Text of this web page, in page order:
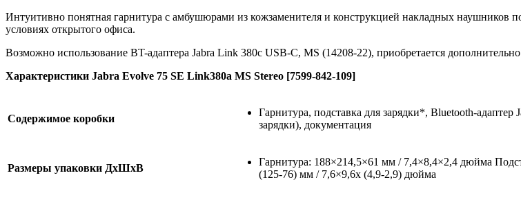
Интуитивно понятная гарнитура с амбушюрами из кожзаменителя и конструкцией накладных наушников
условиях открытого офиса.
Возможно использование BT-адаптера Jabra Link 380c USB-C, MS (14208-22), приобретается дополнительно
Характеристики Jabra Evolve 75 SE Link380a MS Stereo [7599-842-109]
Содержимое коробки
Гарнитура, подставка для зарядки*, Bluetooth-
зарядки), документация
Размеры упаковки ДхШхВ
Гарнитура: 188×214,5×61 мм / 7,4×8,4×2,4 дюйма
(125-76) мм / 7,6×9,6x (4,9-2,9) дюйма